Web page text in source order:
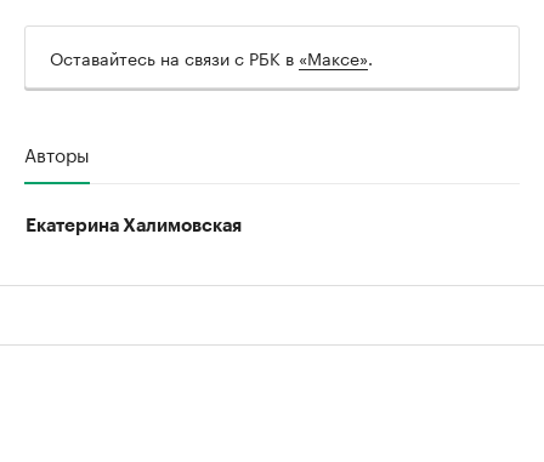
Оставайтесь на связи с РБК в «Максе».
Авторы
Екатерина Халимовская